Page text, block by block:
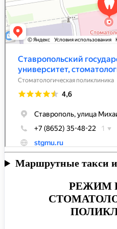
Маршрутные такси и
РЕЖИМ